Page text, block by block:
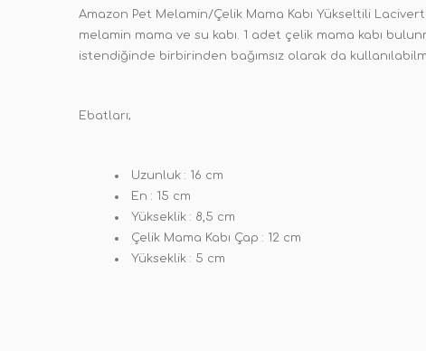
Amazon Pet Melamin/Çelik Mama Kabı Yükseltili
melamin mama ve su kabı. 1 adet çelik mama kabı
istendiğinde birbirinden bağımsız olarak da
Ebatları;
Uzunluk : 16 cm
En : 15 cm
Yükseklik : 8,5 cm
Çelik Mama Kabı Çap : 12 cm
Yükseklik : 5 cm